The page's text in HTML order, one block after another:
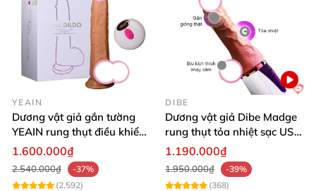
YEAIN
Dương vật giả gắn tường
YEAIN rung thụt điều khiển
từ xa tỏa nhiệt
1.600.000₫
2.540.000₫
-37%
(2,592)
DIBE
Dương vật giả Dibe Madge
rung thụt tỏa nhiệt sạc USB
siêu mềm mại
1.190.000₫
1.950.000₫
-39%
(368)